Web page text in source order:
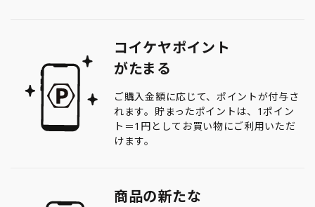
コイケヤポイント
がたまる
ご購入金額に応じて、ポイントが付与さ
れます。貯まったポイントは、1ポイン
ト＝1円としてお買い物にご利用いただ
けます。
商品の新たな